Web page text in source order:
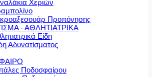
Χεριών
Προπόνησης
- ΑΘΛΗΤΙΑΤΡΙΚΑ
Είδη
Αδυνατίσματος
Ποδοσφαίρου